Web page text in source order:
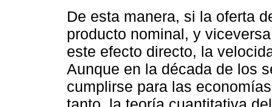
De esta manera, si la oferta
producto nominal, y
este efecto directo, la
Aunque en la década de los
cumplirse para las